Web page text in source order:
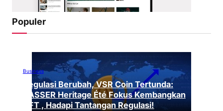
Populer
Business
Regulasi Berubah, VSR Coin Tertunda:
VASSER Heritage Été Fokus Kembangkan
NFT , Hadapi Tantangan Regulasi!